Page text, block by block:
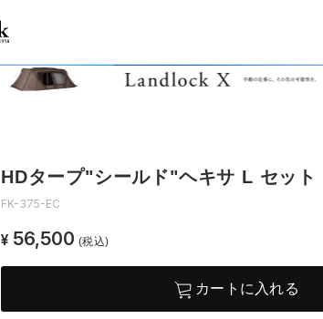
HDタープ"シールド"ヘキサ L セット
FK-375-EC
¥ 56,500 (税込)
カートに入れる